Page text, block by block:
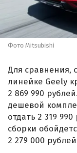
Фото Mitsubishi
Для сравнения,
линейке Geely
2 869 990
дешевой
отдать 2 319
сборки
2 279 000